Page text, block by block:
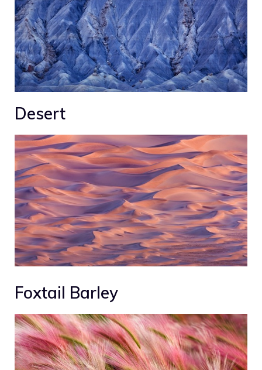
Desert
Foxtail Barley